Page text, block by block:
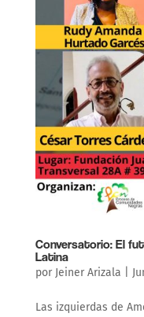
Conversatorio: El
Latina
por Jeiner Arizala
Las izquierdas de